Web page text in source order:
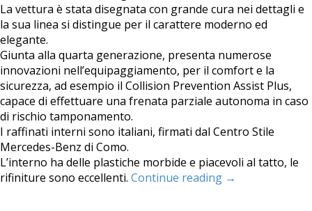
La vettura è stata disegnata con grande cura nei dettagli e
la sua linea si distingue per il carattere moderno ed
elegante.
Giunta alla quarta generazione, presenta numerose
innovazioni nell’equipaggiamento, per il comfort e la
sicurezza, ad esempio il Collision Prevention Assist Plus,
capace di effettuare una frenata parziale autonoma in caso
di rischio tamponamento.
I raffinati interni sono italiani, firmati dal Centro Stile
Mercedes-Benz di Como.
L’interno ha delle plastiche morbide e piacevoli al tatto, le
rifiniture sono eccellenti. Continue reading →